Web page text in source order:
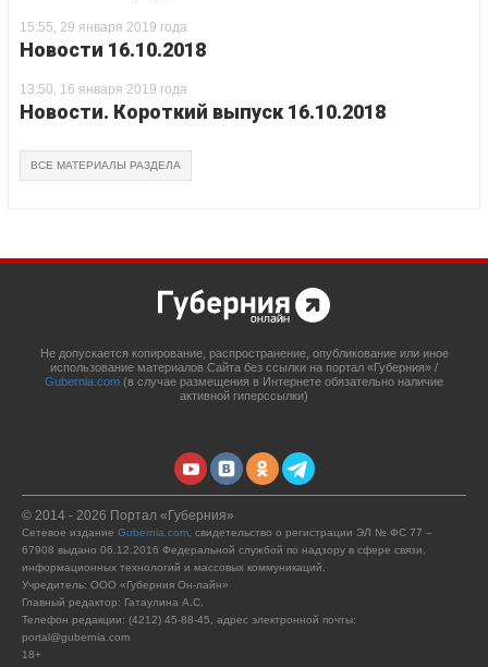
15:55, 29 января 2019 года
Новости 16.10.2018
13:50, 16 января 2019 года
Новости. Короткий выпуск 16.10.2018
ВСЕ МАТЕРИАЛЫ РАЗДЕЛА
Не допускается копирование, распространение, опубликование или иное
использование материалов Сайта без ссылки на портал «Губерния» /
Gubernia.com (в случае размещения в Интернете обязательно наличие
активной гиперссылки)
© 2014 - 2026 Портал «Губерния»
Сетевое издание Gubernia.com , свидетельство о регистрации ЭЛ № ФС 77 –
67908 выдано 06.12.2016 Федеральной службой по надзору в сфере связи,
информационных технологий и массовых коммуникаций.
Учредитель: ООО «Губерния Он-лайн»
Главный редактор: Гатаулина А.С.
Телефон редакции: (4212) 45-88-45, адрес электронной почты:
portal@gubernia.com
18+